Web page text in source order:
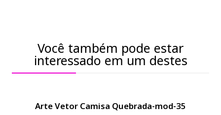
Você também pode estar
interessado em um destes
Arte Vetor Camisa Quebrada-mod-35